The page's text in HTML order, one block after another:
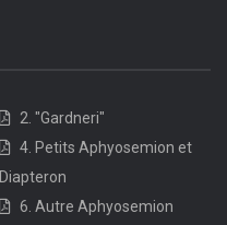
2. "Gardneri"
4. Petits Aphyosemion et
Diapteron
6. Autre Aphyosemion